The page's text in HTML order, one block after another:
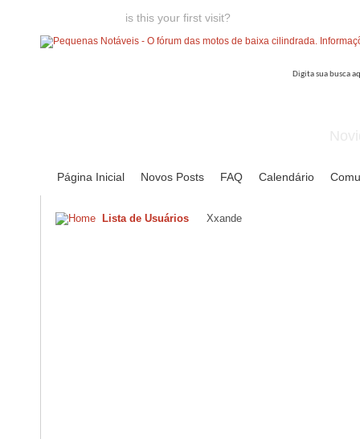
is this your first visit?
Página Inicial Novos Posts FAQ Calendário
Lista de Usuários Xxande